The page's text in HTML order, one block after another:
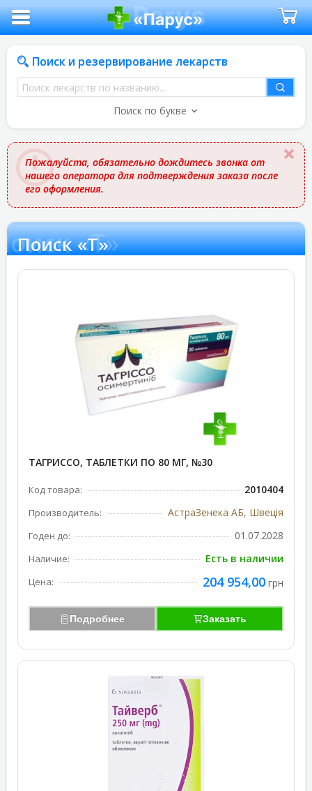
Поиск и резервирование лекарств
Поиск
лекарств
названию
Поиск по букве
Пожалуйста, обязательно дождитесь звонка от
нашего оператора для подтверждения заказа после
его оформления.
«Т»
Поиск «Т»
ТАГРИССО, ТАБЛЕТКИ ПО 80 МГ, №30
Код товара: 2010404
Производитель: АстраЗенека АБ, Швеція
Годен до: 01.07.2028
Наличие: Есть в наличии
Цена: 204 954,00 грн
Подробнее Заказать